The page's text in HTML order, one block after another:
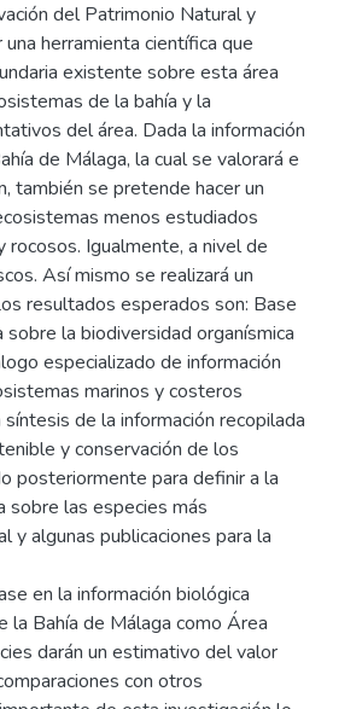
del Patrimonio Natural y
herramienta científica que
existente sobre esta área
de la bahía y la
del área. Dada la información
de Málaga, la cual se valorará e
también se pretende hacer un
menos estudiados
Igualmente, a nivel de
Así mismo se realizará un
resultados esperados son: Base
la biodiversidad organísmica
especializado de información
marinos y costeros
de la información recopilada
y conservación de los
posteriormente para definir a la
sobre las especies más
y algunas publicaciones para la
en la información biológica
la Bahía de Málaga como Área
darán un estimativo del valor
con otros